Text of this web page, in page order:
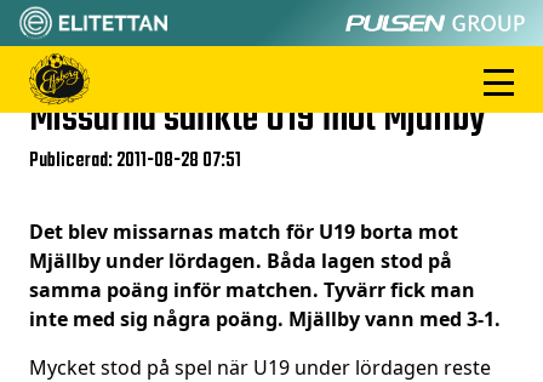
Missarna sänkte U19 mot Mjällby
Publicerad: 2011-08-28 07:51
Det blev missarnas match för U19 borta mot
Mjällby under lördagen. Båda lagen stod på
samma poäng inför matchen. Tyvärr fick man
inte med sig några poäng. Mjällby vann med 3-1.
Mycket stod på spel när U19 under lördagen reste